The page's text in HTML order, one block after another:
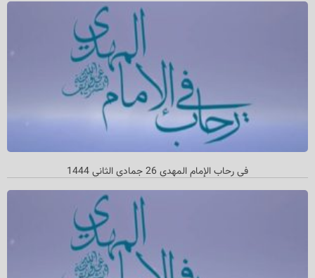
في رحاب الإمام المهدي 26 جمادي الثاني 1444